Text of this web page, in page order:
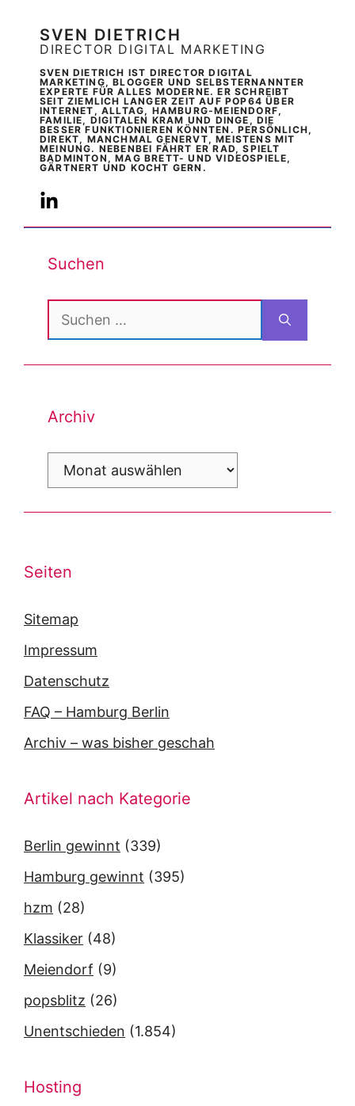
SVEN DIETRICH
DIRECTOR DIGITAL MARKETING
SVEN DIETRICH IST DIRECTOR DIGITAL
MARKETING, BLOGGER UND SELBSTERNANNTER
EXPERTE FÜR ALLES MODERNE. ER SCHREIBT
SEIT ZIEMLICH LANGER ZEIT AUF POP64 ÜBER
INTERNET, ALLTAG, HAMBURG-MEIENDORF,
FAMILIE, DIGITALEN KRAM UND DINGE, DIE
BESSER FUNKTIONIEREN KÖNNTEN. PERSÖNLICH,
DIREKT, MANCHMAL GENERVT, MEISTENS MIT
MEINUNG. NEBENBEI FÄHRT ER RAD, SPIELT
BADMINTON, MAG BRETT- UND VIDEOSPIELE,
GÄRTNERT UND KOCHT GERN.
Suchen
Suchen
nach:
Archiv
Archiv
Seiten
Sitemap
Impressum
Datenschutz
FAQ – Hamburg Berlin
Archiv – was bisher geschah
Artikel nach Kategorie
Berlin gewinnt (339)
Hamburg gewinnt (395)
hzm (28)
Klassiker (48)
Meiendorf (9)
popsblitz (26)
Unentschieden (1.854)
Hosting